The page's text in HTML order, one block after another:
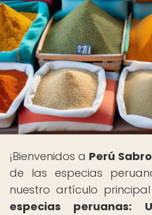
¡Bienvenidos a Perú
de las especias
nuestro artículo
especias